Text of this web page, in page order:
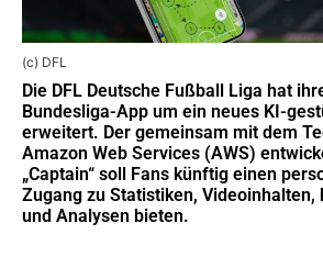
(c) DFL
Die DFL Deutsche Fußball Liga hat
Bundesliga-App um ein neues KI-
erweitert. Der gemeinsam mit dem
Amazon Web Services (AWS)
„Captain“ soll Fans künftig einen
Zugang zu Statistiken, Videoinhalten,
und Analysen bieten.